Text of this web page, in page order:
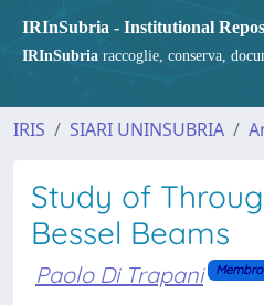
IRInSubria - Institutional
IRInSubria raccoglie, conserva,
IRIS SIARI UNINSUBRIA
Study of
Bessel Beams
Paolo Di Trapani